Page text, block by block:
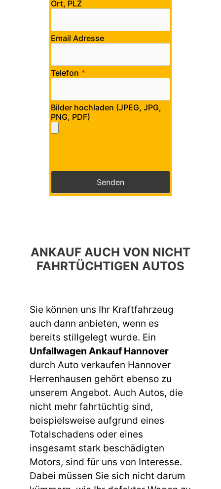
Ort, PLZ
Email Adresse
Telefon *
Bilder hochladen (JPEG, JPG,
PNG, PDF)
Bitte lasse dieses Feld leer.
ANKAUF AUCH VON NICHT
FAHRTÜCHTIGEN AUTOS
Sie können uns Ihr Kraftfahrzeug
auch dann anbieten, wenn es
bereits stillgelegt wurde. Ein
Unfallwagen Ankauf Hannover
durch Auto verkaufen Hannover
Herrenhausen gehört ebenso zu
unserem Angebot. Auch Autos, die
nicht mehr fahrtüchtig sind,
beispielsweise aufgrund eines
Totalschadens oder eines
insgesamt stark beschädigten
Motors, sind für uns von Interesse.
Dabei müssen Sie sich nicht darum